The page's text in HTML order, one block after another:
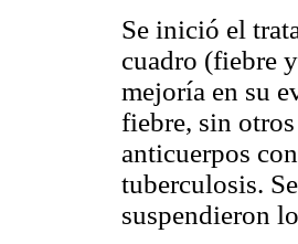
Se inició el
cuadro (fiebre
mejoría en su
fiebre, sin
anticuerpos
tuberculosis.
suspendieron